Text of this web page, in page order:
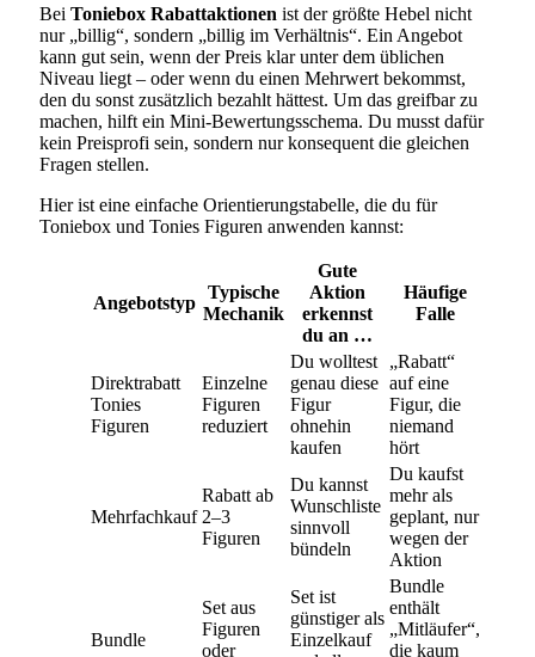
Bei Toniebox Rabattaktionen ist der größte Hebel nicht
nur „billig“, sondern „billig im Verhältnis“. Ein Angebot
kann gut sein, wenn der Preis klar unter dem üblichen
Niveau liegt – oder wenn du einen Mehrwert bekommst,
den du sonst zusätzlich bezahlt hättest. Um das greifbar zu
machen, hilft ein Mini-Bewertungsschema. Du musst dafür
kein Preisprofi sein, sondern nur konsequent die gleichen
Fragen stellen.
Hier ist eine einfache Orientierungstabelle, die du für
Toniebox und Tonies Figuren anwenden kannst:
Angebotstyp
Typische
Mechanik
Gute
Aktion
erkennst
du an …
Häufige
Falle
Direktrabatt
Tonies
Figuren
Einzelne
Figuren
reduziert
Du wolltest
genau diese
Figur
ohnehin
kaufen
„Rabatt“
auf eine
Figur, die
niemand
hört
Mehrfachkauf
Rabatt ab
2–3
Figuren
Du kannst
Wunschliste
sinnvoll
bündeln
Du kaufst
mehr als
geplant, nur
wegen der
Aktion
Bundle
Set aus
Figuren
oder
Set ist
günstiger als
Einzelkauf
Bundle
enthält
„Mitläufer“,
die kaum